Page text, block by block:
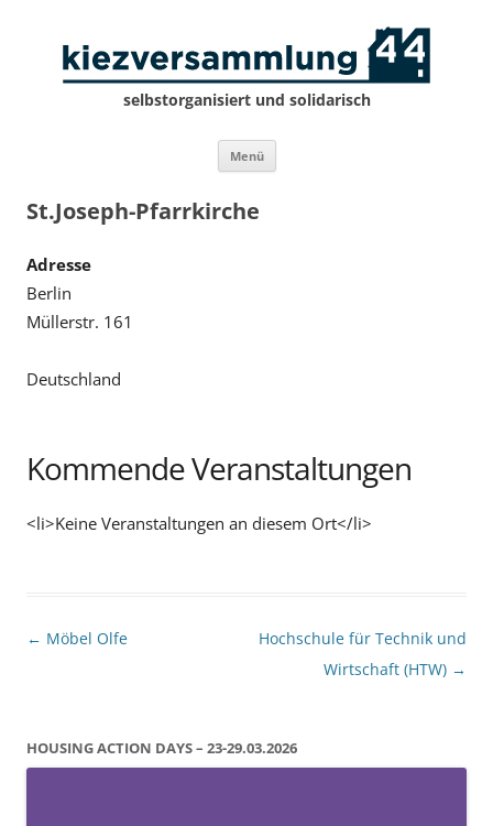
selbstorganisiert und solidarisch
Menü Zum
springen
St.Joseph-Pfarrkirche
Adresse
Berlin
Müllerstr. 161
Deutschland
Kommende Veranstaltungen
<li>Keine Veranstaltungen an diesem Ort</li>
Beitragsnavigation
← Möbel Olfe
Hochschule für Technik und
Wirtschaft (HTW) →
HOUSING ACTION DAYS – 23-29.03.2026